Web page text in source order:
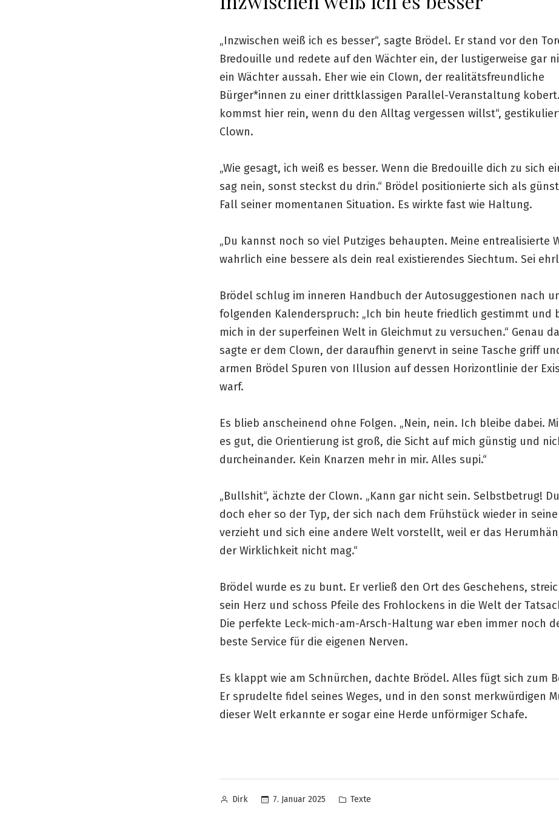
„Inzwischen weiß ich es besser“, sagte Brödel. Er stand vor den
Bredouille und redete auf den Wächter ein, der lustigerweise gar
ein Wächter aussah. Eher wie ein Clown, der realitätsfreundliche
Bürger*innen zu einer drittklassigen Parallel-Veranstaltung kobert.
kommst hier rein, wenn du den Alltag vergessen willst“,
Clown.
„Wie gesagt, ich weiß es besser. Wenn die Bredouille dich zu sich
sag nein, sonst steckst du drin.“ Brödel positionierte sich als
Fall seiner momentanen Situation. Es wirkte fast wie Haltung.
„Du kannst noch so viel Putziges behaupten. Meine entrealisierte
wahrlich eine bessere als dein real existierendes Siechtum. Sei
Brödel schlug im inneren Handbuch der Autosuggestionen nach
folgenden Kalenderspruch: „Ich bin heute friedlich gestimmt und
mich in der superfeinen Welt in Gleichmut zu versuchen.“ Genau
sagte er dem Clown, der daraufhin genervt in seine Tasche griff
armen Brödel Spuren von Illusion auf dessen Horizontlinie der
warf.
Es blieb anscheinend ohne Folgen. „Nein, nein. Ich bleibe dabei.
es gut, die Orientierung ist groß, die Sicht auf mich günstig und
durcheinander. Kein Knarzen mehr in mir. Alles supi.“
„Bullshit“, ächzte der Clown. „Kann gar nicht sein. Selbstbetrug!
doch eher so der Typ, der sich nach dem Frühstück wieder in
verzieht und sich eine andere Welt vorstellt, weil er das
der Wirklichkeit nicht mag.“
Brödel wurde es zu bunt. Er verließ den Ort des Geschehens,
sein Herz und schoss Pfeile des Frohlockens in die Welt der
Die perfekte Leck-mich-am-Arsch-Haltung war eben immer noch
beste Service für die eigenen Nerven.
Es klappt wie am Schnürchen, dachte Brödel. Alles fügt sich zum
Er sprudelte fidel seines Weges, und in den sonst merkwürdigen
dieser Welt erkannte er sogar eine Herde unförmiger Schafe.
Veröffentlicht
Dirk 7. Januar 2025
Veröffentlicht
Texte